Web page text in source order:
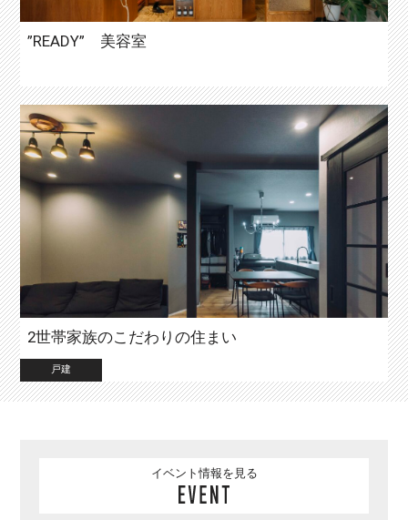
”READY” 美容室
2世帯家族のこだわりの住まい
戸建
イベント情報を見る